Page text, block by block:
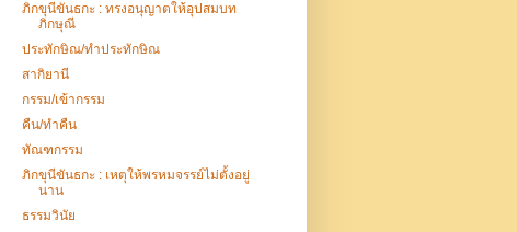
ภิกขุนีขันธกะ : ทรงอนุญาตให้อุปสมบท
ภิกษุณี
ประทักษิณ/ทำประทักษิณ
สากิยานี
กรรม/เข้ากรรม
คืน/ทำคืน
ทัณฑกรรม
ภิกขุนีขันธกะ : เหตุให้พรหมจรรย์ไม่ตั้งอยู่
นาน
ธรรมวินัย